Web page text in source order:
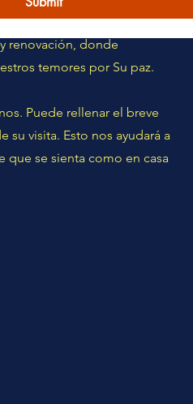
con Dios, eres bienvenido
renovación, donde
temores por Su paz.
Puede rellenar el breve
visita. Esto nos ayudará a
que se sienta como en casa